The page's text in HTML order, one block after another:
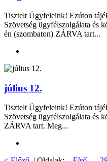
Tisztelt Ügyfeleink! Ezúton
Szövetség ügyfélszolgálata és
én (szombaton) ZÁRVA tart...
július 12.
Tisztelt Ügyfeleink! Ezúton
Szövetség ügyfélszolgálata és
ZÁRVA tart. Meg...